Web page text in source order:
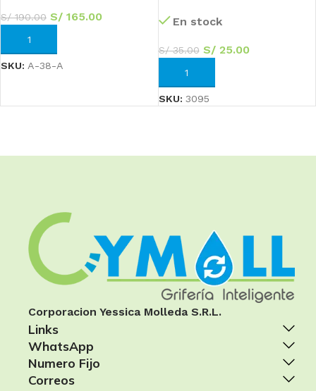
S/190.00 S/ 165.00
AÑADIR AL CARRITO
SKU: A-38-A
En stock
S/35.00 S/25.00
AÑADIR AL CARRITO
SKU: 3095
Corporacion Yessica Molleda S.R.L.
Links
WhatsApp
Numero Fijo
Correos